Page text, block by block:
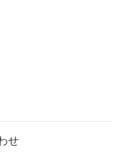
せ